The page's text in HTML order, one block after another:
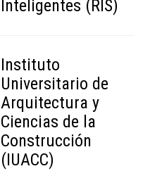
Inteligentes (RIS)
Instituto
Universitario de
Arquitectura y
Ciencias de la
Construcción
(IUACC)